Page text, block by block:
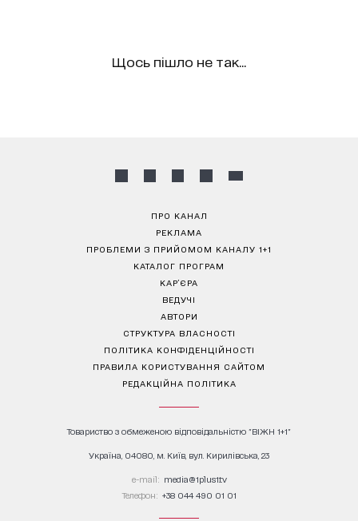
Щось пішло не так...
ПРО КАНАЛ
РЕКЛАМА
ПРОБЛЕМИ З ПРИЙОМОМ КАНАЛУ 1+1
КАТАЛОГ ПРОГРАМ
КАР’ЄРА
ВЕДУЧІ
АВТОРИ
СТРУКТУРА ВЛАСНОСТІ
ПОЛІТИКА КОНФІДЕНЦІЙНОСТІ
ПРАВИЛА КОРИСТУВАННЯ САЙТОМ
РЕДАКЦІЙНА ПОЛІТИКА
Товариство з обмеженою відповідальністю "ВІЖН 1+1"
Україна, 04080, м. Київ, вул. Кирилівська, 23
е-mail: media@1plus1.tv
Телефон: +38 044 490 01 01